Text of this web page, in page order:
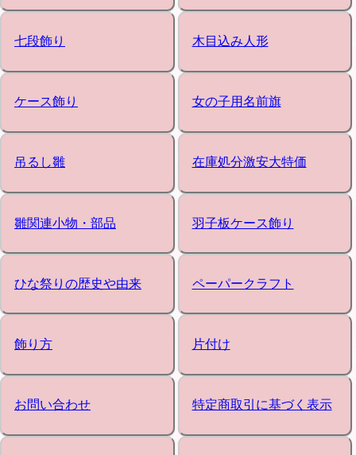
七段飾り 木目込み人形
ケース飾り 女の子用名前旗
吊るし雛 在庫処分激安大特価
雛関連小物・部品 羽子板ケース飾り
ひな祭りの歴史や由来 ペーパークラフト
飾り方 片付け
お問い合わせ 特定商取引に基づく表示